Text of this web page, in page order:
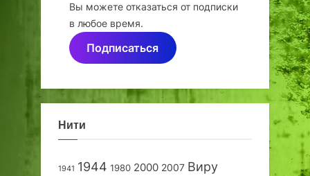
Вы можете отказаться от подписки
в любое время.
Подписаться
Нити
1941 1944 1980 2000 2007 Виру